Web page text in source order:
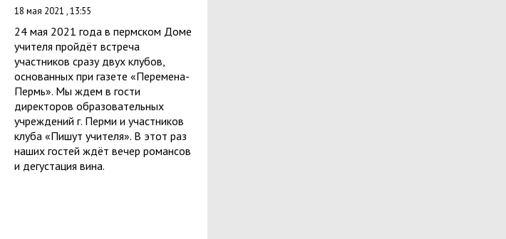
18 мая 2021 , 13:55
24 мая 2021 года в пермском Доме
учителя пройдёт встреча
участников сразу двух клубов,
основанных при газете «Перемена-
Пермь». Мы ждем в гости
директоров образовательных
учреждений г. Перми и участников
клуба «Пишут учителя». В этот раз
наших гостей ждёт вечер романсов
и дегустация вина.